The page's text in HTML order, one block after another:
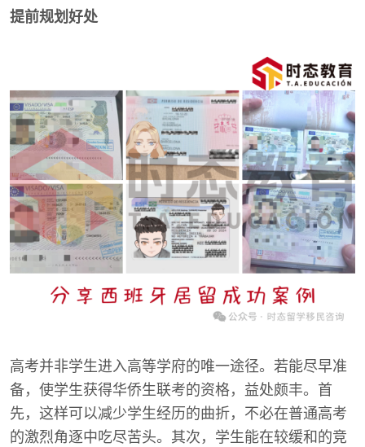
提前规划好处
高考并非学生进入高等学府的唯一途径。若能尽早准
备，使学生获得华侨生联考的资格，益处颇丰。首
先，这样可以减少学生经历的曲折，不必在普通高考
的激烈角逐中吃尽苦头。其次，学生能在较缓和的竞